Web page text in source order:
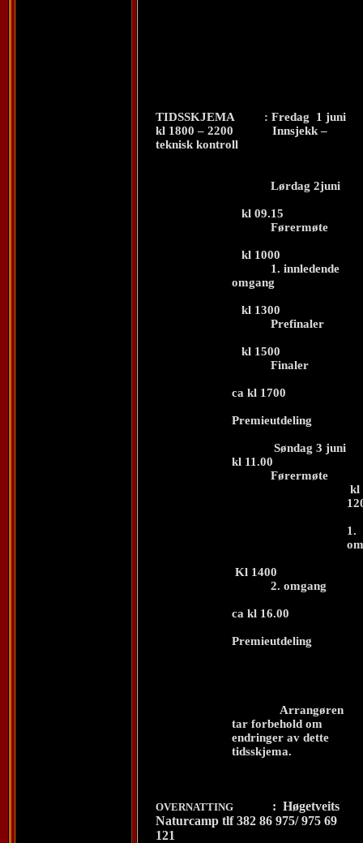
TIDSSKJEMA : Fredag
1 juni
kl 1800 – 2200
Innsjekk –
teknisk kontroll
Lørdag 2juni
kl 09.15
Førermøte
kl 1000
1. innledende
omgang
kl 1300
Prefinaler
kl 1500
Finaler
ca kl 1700
Premieutdeling
Søndag 3 juni
kl 11.00
Førermøte
kl
1.
Kl 1400
2. omgang
ca kl 16.00
Premieutdeling
Arrangøren
tar forbehold om
endringer av dette
tidsskjema.
OVERNATTING : Høgetveits
Naturcamp tlf 382 86 975/ 975 69
121